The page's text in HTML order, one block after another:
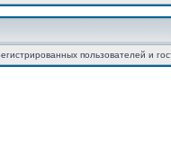
пользователей и